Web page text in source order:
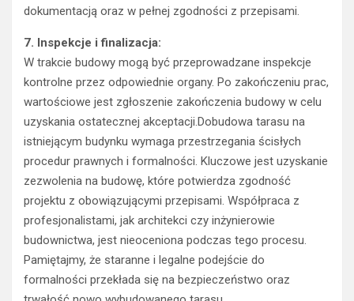
dokumentacją oraz w pełnej zgodności z przepisami.
7. Inspekcje i finalizacja:
W trakcie budowy mogą być przeprowadzane inspekcje
kontrolne przez odpowiednie organy. Po zakończeniu prac,
wartościowe jest zgłoszenie zakończenia budowy w celu
uzyskania ostatecznej akceptacji.Dobudowa tarasu na
istniejącym budynku wymaga przestrzegania ścisłych
procedur prawnych i formalności. Kluczowe jest uzyskanie
zezwolenia na budowę, które potwierdza zgodność
projektu z obowiązującymi przepisami. Współpraca z
profesjonalistami, jak architekci czy inżynierowie
budownictwa, jest nieoceniona podczas tego procesu.
Pamiętajmy, że staranne i legalne podejście do
formalności przekłada się na bezpieczeństwo oraz